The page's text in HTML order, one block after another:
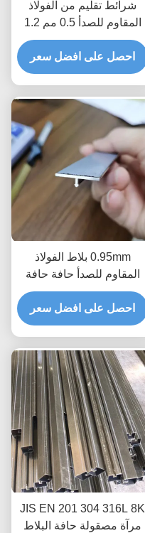
شرائط تقليم من الفولاذ
المقاوم للصدأ 0.5 مم 1.2
مم بطول 1000 مم مضادة
لبصمات الأصابع
احصل على افضل سعر
0.95mm بلاط الفولاذ
المقاوم للصدأ حافة حافة
خط معدني مخصص نحى
صب لحافة كونر المطبخ
احصل على افضل سعر
JIS EN 201 304 316L 8K
مرآة مصقولة حافة البلاط